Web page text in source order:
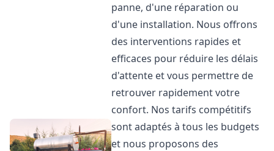
panne, d'une réparation ou
d'une installation. Nous offrons
des interventions rapides et
efficaces pour réduire les délais
d'attente et vous permettre de
retrouver rapidement votre
confort. Nos tarifs compétitifs
sont adaptés à tous les budgets
et nous proposons des